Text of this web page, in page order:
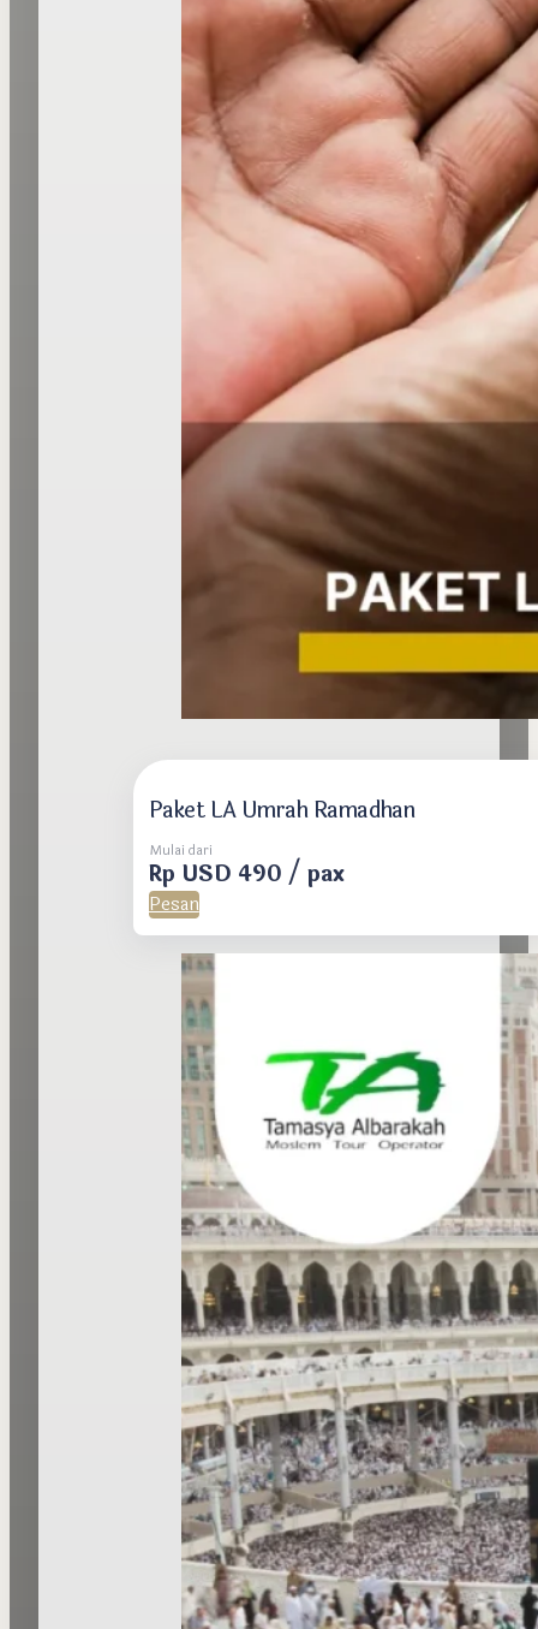
Paket LA Umrah Ramadhan
Mulai dari
Rp USD 490 / pax
Pesan